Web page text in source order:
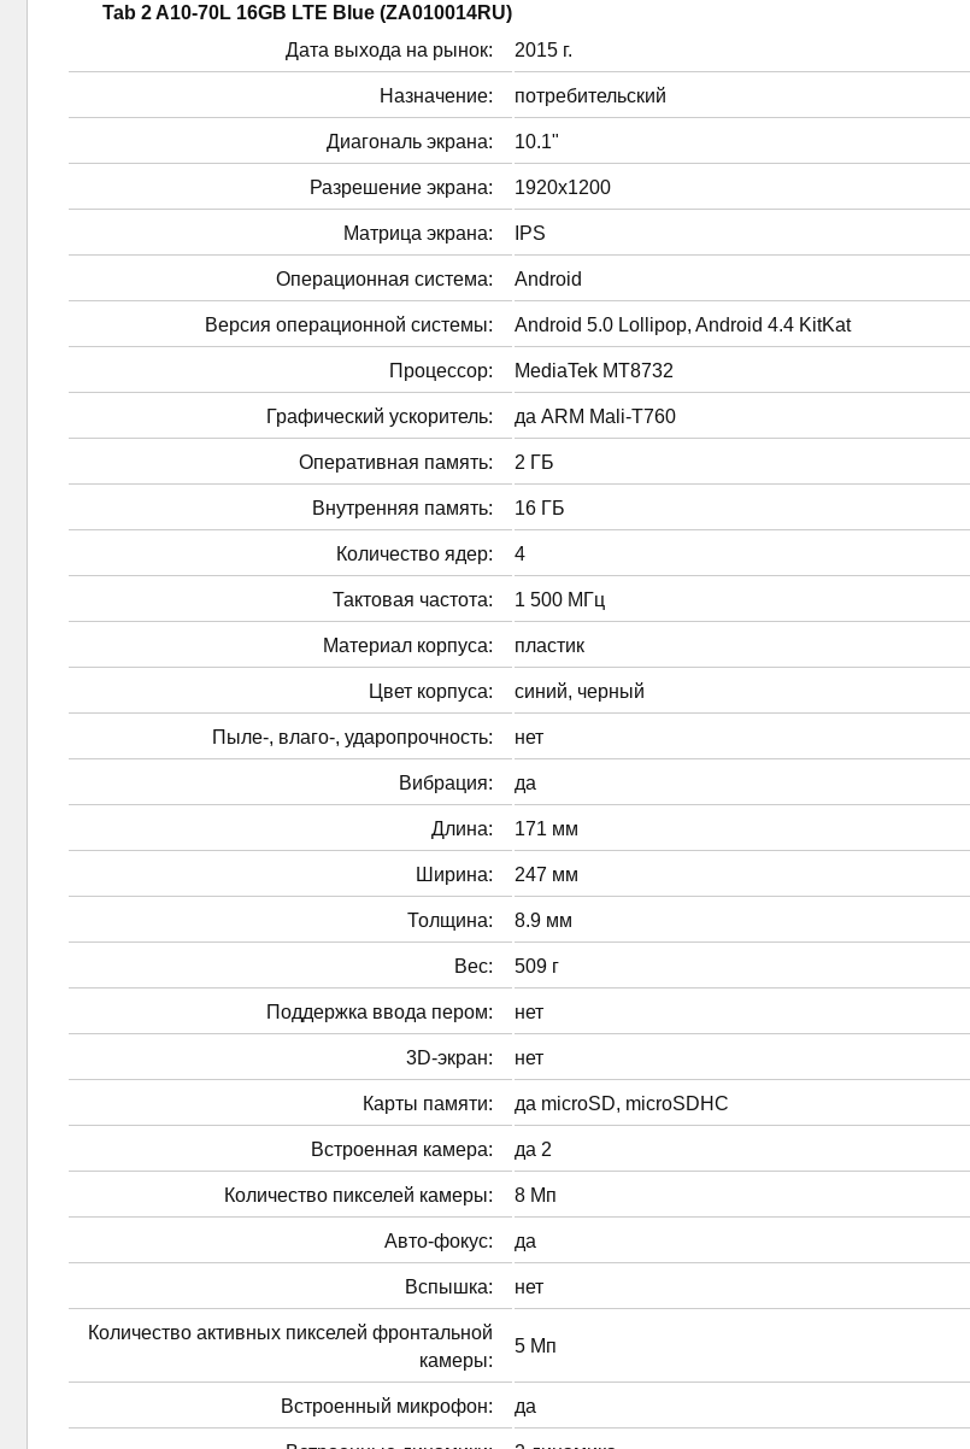
Tab 2 A10-70L 16GB LTE Blue (ZA010014RU)
Дата выхода на рынок:
2015 г.
Назначение: потребительский
Диагональ экрана: 10.1"
Разрешение экрана: 1920x1200
Матрица экрана: IPS
Операционная система: Android
Версия операционной системы: Android 5.0 Lollipop, Android 4.4 KitKat
Процессор: MediaTek MT8732
Графический ускоритель: да ARM Mali-T760
Оперативная память: 2 ГБ
Внутренняя память: 16 ГБ
Количество ядер: 4
Тактовая частота: 1 500 МГц
Материал корпуса: пластик
Цвет корпуса: синий, черный
Пыле-, влаго-, ударопрочность: нет
Вибрация: да
Длина: 171 мм
Ширина: 247 мм
Толщина: 8.9 мм
Вес: 509 г
Поддержка ввода пером: нет
3D-экран: нет
Карты памяти: да microSD, microSDHC
Встроенная камера: да 2
Количество пикселей камеры: 8 Мп
Авто-фокус: да
Вспышка: нет
Количество активных пикселей фронтальной
камеры:
5 Мп
Встроенный микрофон: да